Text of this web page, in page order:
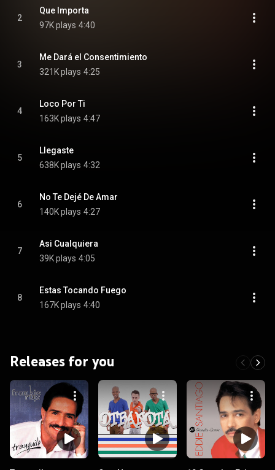
2
Que Importa
97K plays 4:40
3
Me Dará el Consentimiento
321K plays 4:25
4
Loco Por Ti
163K plays 4:47
5
Llegaste
638K plays 4:32
6
No Te Dejé De Amar
140K plays 4:27
7
Asi Cualquiera
39K plays 4:05
8
Estas Tocando Fuego
167K plays 4:40
Releases for you